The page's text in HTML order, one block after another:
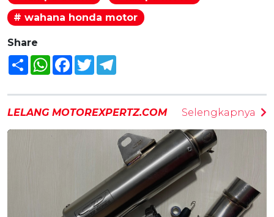
# wahana honda motor
Share
Share WhatsAppFacebook
Twitter
LELANG MOTOREXPERTZ.COM Selengkapnya